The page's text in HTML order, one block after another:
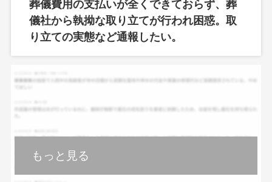
葬儀費用の支払いが全くできておらず、葬
儀社から執拗な取り立てが行われ困惑。取
り立ての実態など通報したい。
もっと見る